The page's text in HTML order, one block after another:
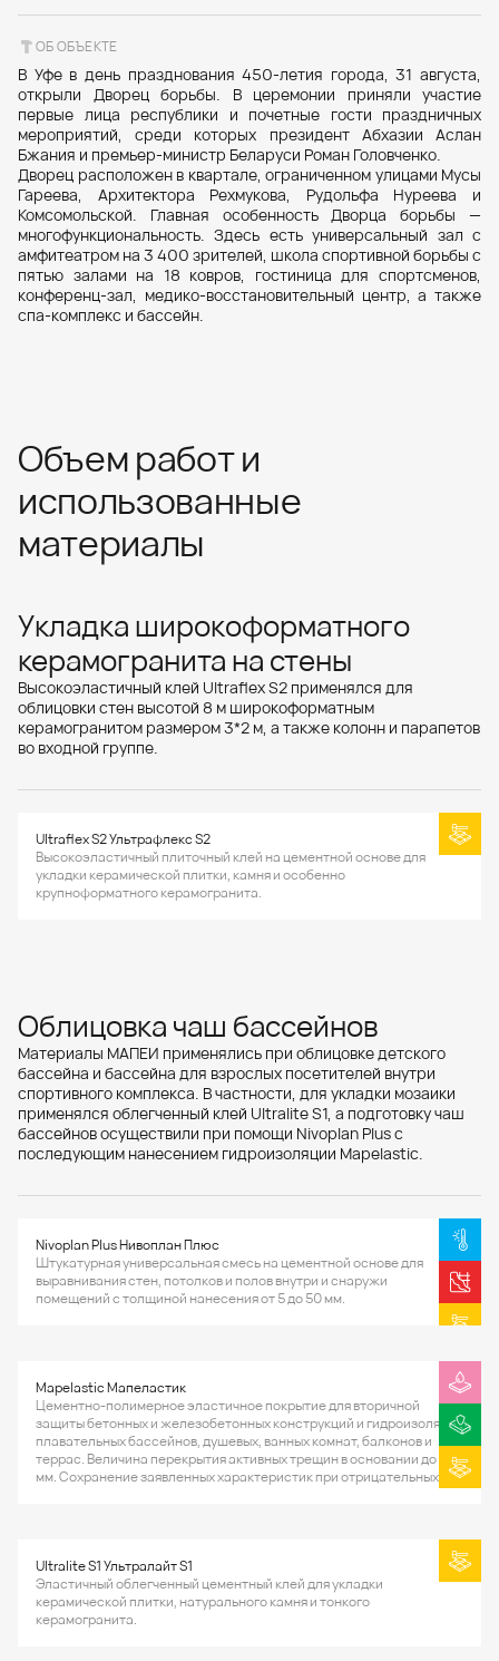
ОБ ОБЪЕКТЕ
В Уфе в день празднования 450‑летия города, 31 августа,
открыли Дворец борьбы. В церемонии приняли участие
первые лица республики и почетные гости праздничных
мероприятий, среди которых президент Абхазии Аслан
Бжания и премьер-министр Беларуси Роман Головченко.
Дворец расположен в квартале, ограниченном улицами Мусы
Гареева, Архитектора Рехмукова, Рудольфа Нуреева и
Комсомольской. Главная особенность Дворца борьбы —
многофункциональность. Здесь есть универсальный зал с
амфитеатром на 3 400 зрителей, школа спортивной борьбы с
пятью залами на 18 ковров, гостиница для спортсменов,
конференц-зал, медико-восстановительный центр, а также
спа-комплекс и бассейн.
Объем работ и
использованные
материалы
Укладка широкоформатного
керамогранита на стены
Высокоэластичный клей Ultraflex S2 применялся для
облицовки стен высотой 8 м широкоформатным
керамогранитом размером 3*2 м, а также колонн и парапетов
во входной группе.
Ultraflex S2 Ультрафлекс S2
Высокоэластичный плиточный клей на цементной основе для
укладки керамической плитки, камня и особенно
крупноформатного керамогранита.
Облицовка чаш бассейнов
Материалы МАПЕИ применялись при облицовке детского
бассейна и бассейна для взрослых посетителей внутри
спортивного комплекса. В частности, для укладки мозаики
применялся облегченный клей Ultralite S1, а подготовку чаш
бассейнов осуществили при помощи Nivoplan Plus с
последующим нанесением гидроизоляции Mapelastic.
Nivoplan Plus Нивоплан Плюс
Штукатурная универсальная смесь на цементной основе для
выравнивания стен, потолков и полов внутри и снаружи
помещений с толщиной нанесения от 5 до 50 мм.
Mapelastic Мапеластик
Цементно-полимерное эластичное покрытие для вторичной
защиты бетонных и железобетонных конструкций и гидроизоляции
плавательных бассейнов, душевых, ванных комнат, балконов и
террас. Величина перекрытия активных трещин в основании до 0,8
мм. Сохранение заявленных характеристик при отрицательных
Ultralite S1 Ультралайт S1
Эластичный облегченный цементный клей для укладки
керамической плитки, натурального камня и тонкого
керамогранита.